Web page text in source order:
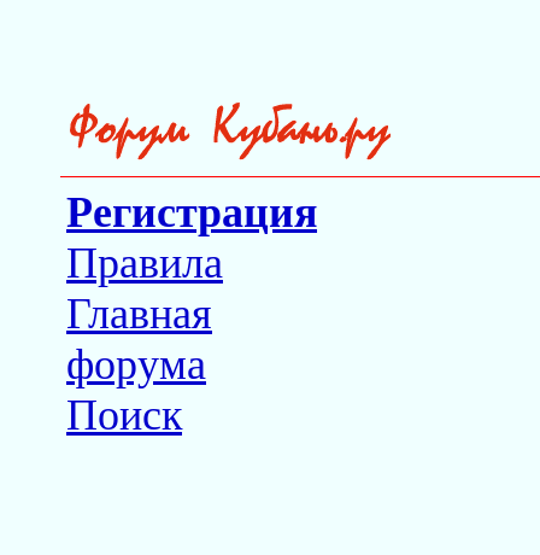
Регистрация
Правила
Главная
форума
Поиск